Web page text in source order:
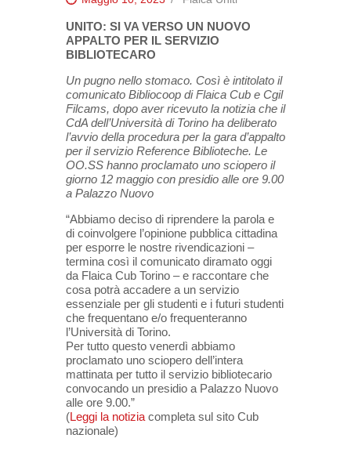
UNITO: SI VA VERSO UN NUOVO
APPALTO PER IL SERVIZIO
BIBLIOTECARO
Un pugno nello stomaco. Così è intitolato il
comunicato Bibliocoop di Flaica Cub e Cgil
Filcams, dopo aver ricevuto la notizia che il
CdA dell’Università di Torino ha deliberato
l’avvio della procedura per la gara d’appalto
per il servizio Reference Biblioteche. Le
OO.SS hanno proclamato uno sciopero il
giorno 12 maggio con presidio alle ore 9.00
a Palazzo Nuovo
“Abbiamo deciso di riprendere la parola e
di coinvolgere l’opinione pubblica cittadina
per esporre le nostre rivendicazioni –
termina così il comunicato diramato oggi
da Flaica Cub Torino – e raccontare che
cosa potrà accadere a un servizio
essenziale per gli studenti e i futuri studenti
che frequentano e/o frequenteranno
l’Università di Torino.
Per tutto questo venerdì abbiamo
proclamato uno sciopero dell’intera
mattinata per tutto il servizio bibliotecario
convocando un presidio a Palazzo Nuovo
alle ore 9.00.”
(Leggi la notizia completa sul sito Cub
nazionale)